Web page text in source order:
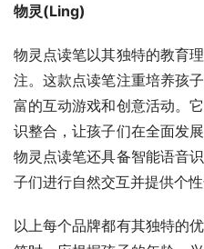
物灵(Ling)
物灵点读笔以其独特的教育
注。这款点读笔注重培养孩
富的互动游戏和创意活动。
识整合，让孩子们在全面发
物灵点读笔还具备智能语音
子们进行自然交互并提供个性
以上每个品牌都有其独特的